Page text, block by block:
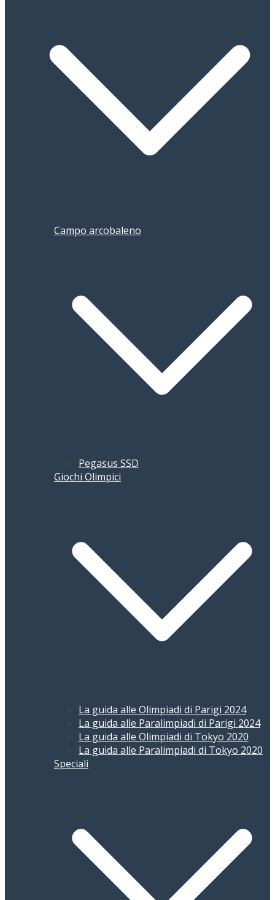
Campo arcobaleno
Pegasus SSD
Giochi Olimpici
La guida alle Olimpiadi di Parigi 2024
La guida alle Paralimpiadi di Parigi 2024
La guida alle Olimpiadi di Tokyo 2020
La guida alle Paralimpiadi di Tokyo 2020
Speciali